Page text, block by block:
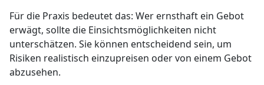
Für die Praxis bedeutet das: Wer ernsthaft ein Gebot
erwägt, sollte die Einsichtsmöglichkeiten nicht
unterschätzen. Sie können entscheidend sein, um
Risiken realistisch einzupreisen oder von einem Gebot
abzusehen.